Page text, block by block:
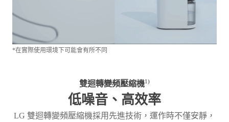
*在實際使用環境下可能會有所不同
雙迴轉變頻壓縮機1)
低噪音、高效率
LG 雙迴轉變頻壓縮機採用先進技術，運作時不僅安靜，